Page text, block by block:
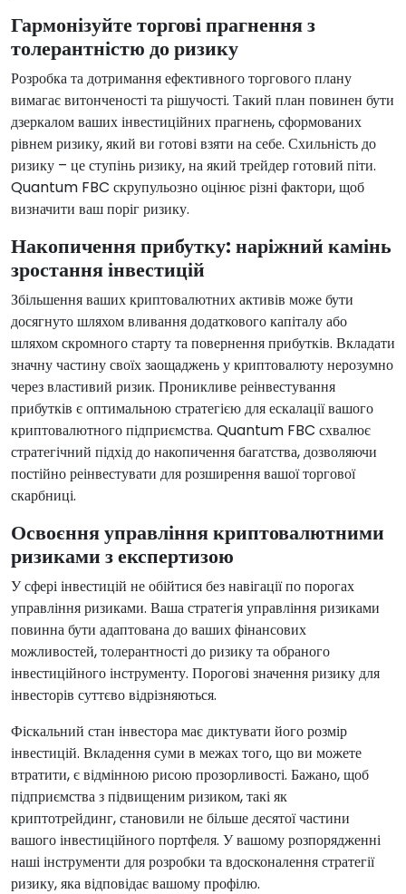
Гармонізуйте торгові прагнення з
толерантністю до ризику
Розробка та дотримання ефективного торгового плану
вимагає витонченості та рішучості. Такий план повинен бути
дзеркалом ваших інвестиційних прагнень, сформованих
рівнем ризику, який ви готові взяти на себе. Схильність до
ризику – це ступінь ризику, на який трейдер готовий піти.
Quantum FBC скрупульозно оцінює різні фактори, щоб
визначити ваш поріг ризику.
Накопичення прибутку: наріжний камінь
зростання інвестицій
Збільшення ваших криптовалютних активів може бути
досягнуто шляхом вливання додаткового капіталу або
шляхом скромного старту та повернення прибутків. Вкладати
значну частину своїх заощаджень у криптовалюту нерозумно
через властивий ризик. Проникливе реінвестування
прибутків є оптимальною стратегією для ескалації вашого
криптовалютного підприємства. Quantum FBC схвалює
стратегічний підхід до накопичення багатства, дозволяючи
постійно реінвестувати для розширення вашої торгової
скарбниці.
Освоєння управління криптовалютними
ризиками з експертизою
У сфері інвестицій не обійтися без навігації по порогах
управління ризиками. Ваша стратегія управління ризиками
повинна бути адаптована до ваших фінансових
можливостей, толерантності до ризику та обраного
інвестиційного інструменту. Порогові значення ризику для
інвесторів суттєво відрізняються.
Фіскальний стан інвестора має диктувати його розмір
інвестицій. Вкладення суми в межах того, що ви можете
втратити, є відмінною рисою прозорливості. Бажано, щоб
підприємства з підвищеним ризиком, такі як
криптотрейдинг, становили не більше десятої частини
вашого інвестиційного портфеля. У вашому розпорядженні
наші інструменти для розробки та вдосконалення стратегії
ризику, яка відповідає вашому профілю.